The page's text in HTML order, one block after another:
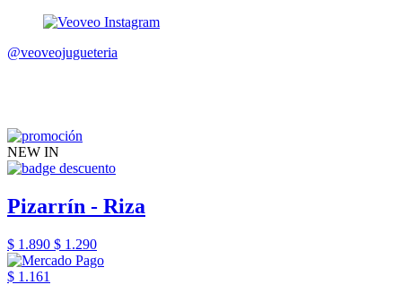
@veoveojugueteria
NEW IN
Pizarrín - Riza
$ 1.890 $ 1.290
$ 1.161